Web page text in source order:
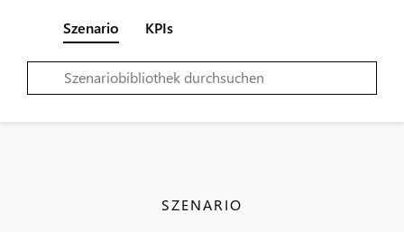
Szenario KPIs
SZENARIO